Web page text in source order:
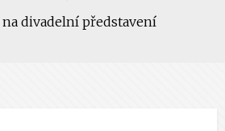
na divadelní představení